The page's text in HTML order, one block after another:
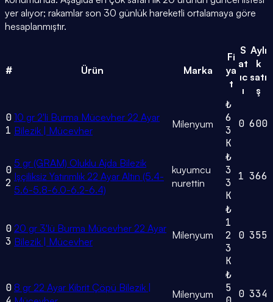
yer alıyor; rakamlar son 30 günlük hareketli ortalamaya göre
hesaplanmıştır.
# Ürün Marka
Fi
ya
t
S
at
ıc
ı
Aylı
k
satı
ş
0
1
10 gr 2'li Burma Mücevher 22 Ayar
Bilezik | Mücevher
Milenyum
₺
6
3
K
0 600
0
2
5 gr (GRAM) Oluklu Ajda Bilezik
Işçiliksiz Yatırımlık 22 Ayar Altın (5.4-
5.6-5.8-6.0-6.2-6.4)
kuyumcu
nurettin
₺
3
3
K
1 366
0
3
20 gr 3'lü Burma Mücevher 22 Ayar
Bilezik | Mücevher
Milenyum
₺
1
2
3
K
0 355
0 8 gr 22 Ayar Kibrit Çöpü Bilezik |
Milenyum
₺
5
0 334